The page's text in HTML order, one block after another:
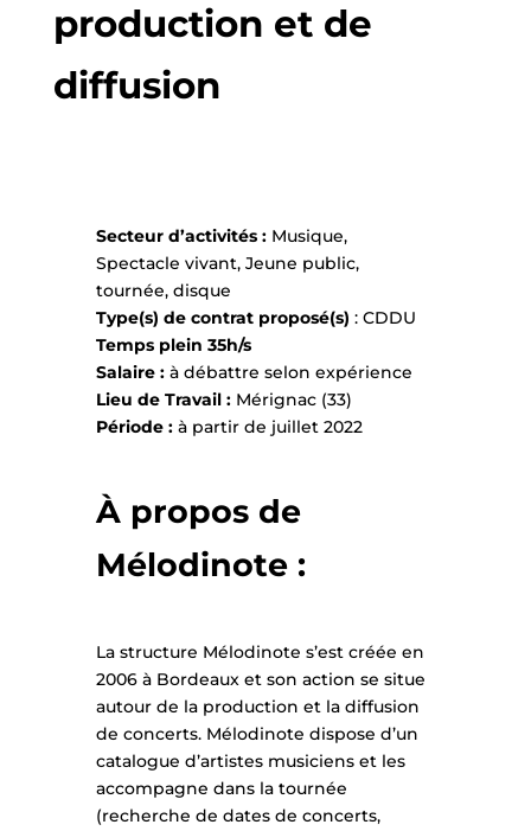
production et de
diffusion
Secteur d’activités :Musique,
Spectacle vivant, Jeune public,
tournée, disque
Type(s) de contrat proposé(s) : CDDU
Temps plein 35h/s
Salaire :à débattre selon expérience
Lieu de Travail :Mérignac (33)
Période :à partir de juillet 2022
À propos de
Mélodinote :
La structure Mélodinote s’est créée en
2006 à Bordeaux et son action se situe
autour de la production et la diffusion
de concerts. Mélodinote dispose d’un
catalogue d’artistes musiciens et les
accompagne dans la tournée
(recherche de dates de concerts,